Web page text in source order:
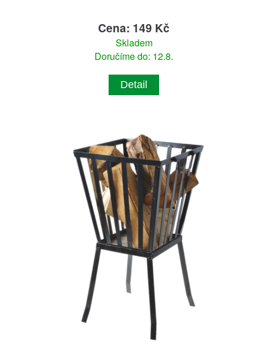
Cena: 149 Kč
Skladem
Doručíme do: 12.8.
Detail